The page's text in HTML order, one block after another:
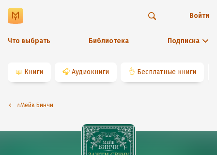
Что выбрать Библиотека Подписка
Войти
📖 Книги 🎧 Аудиокниги 👌 Бесплатные книги
⭐️Мейв Бинчи